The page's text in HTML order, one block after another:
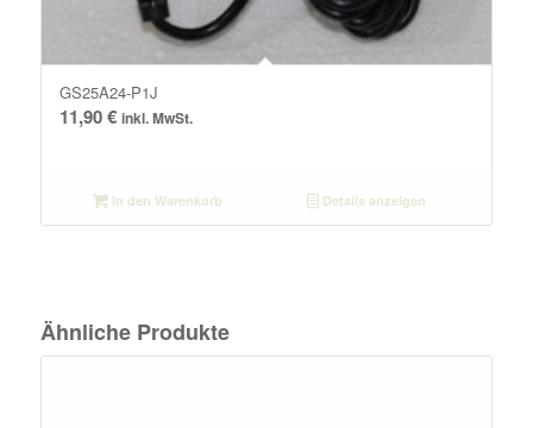
GS25A24-P1J
11,90€ inkl. MwSt.
In den Warenkorb Details anzeigen
Ähnliche Produkte